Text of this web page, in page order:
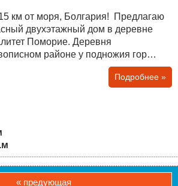
моря, Болгария! Предлагаю
двухэтажный дом в деревне
Поморие. Деревня
районе у подножия гор
в 15 км от курорта Солнечный
имеет
и состоит из: первого этажа ,
(тип таверны) с камином,
комната с туалетом,...
Подробнее »
« предующая